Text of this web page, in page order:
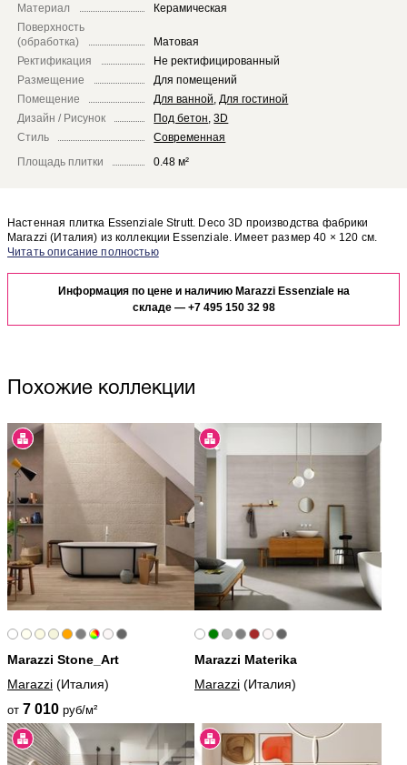
Материал
Керамическая
Поверхность
(обработка)
Матовая
Ректификация
Не ректифицированный
Размещение
Для помещений
Помещение
Для ванной Для гостиной
Дизайн / Рисунок
Под бетон ,3D
Стиль
Современная
Площадь плитки
0.48 м²
Настенная плитка Essenziale Strutt. Deco 3D производства фабрики
Marazzi (Италия) из коллекции Essenziale. Имеет размер 40 × 120 см.
Marazzi Essenziale Essenziale Strutt. Deco 3D отлично сочетается с
будет выглядеть в отделке Вашего помещения, закажите бесплатный
дизайн-проект с использованием элементов коллекции Marazzi
Информация по цене и наличию Marazzi Essenziale на
складе — +7 495 150 32 98
Похожие коллекции
Marazzi Stone_Art
Marazzi (Италия)
от 7 010 руб/м²
Marazzi Materika
Marazzi (Италия)